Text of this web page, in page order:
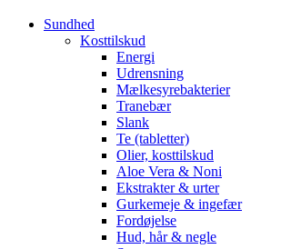
Sundhed
Kosttilskud
Energi
Udrensning
Mælkesyrebakterier
Tranebær
Slank
Te (tabletter)
Olier, kosttilskud
Aloe Vera & Noni
Ekstrakter & urter
Gurkemeje & ingefær
Fordøjelse
Hud, hår & negle